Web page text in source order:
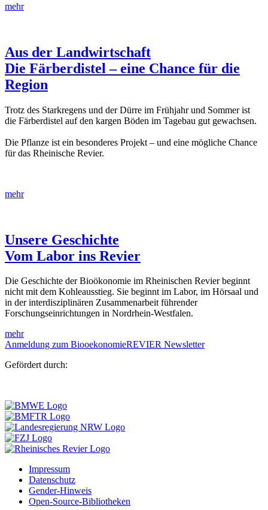
mehr
Aus der Landwirtschaft
Die Färberdistel – eine Chance für die
Region
Trotz des Starkregens und der Dürre im Frühjahr und Sommer ist
die Färberdistel auf den kargen Böden im Tagebau gut gewachsen.
Die Pflanze ist ein besonderes Projekt – und eine mögliche Chance
für das Rheinische Revier.
mehr
Unsere Geschichte
Vom Labor ins Revier
Die Geschichte der Bioökonomie im Rheinischen Revier beginnt
nicht mit dem Kohleausstieg. Sie beginnt im Labor, im Hörsaal und
in der interdisziplinären Zusammenarbeit führender
Forschungseinrichtungen in Nordrhein-Westfalen.
mehr
Anmeldung zum BiooekonomieREVIER Newsletter
Gefördert durch:
Impressum
Datenschutz
Gender-Hinweis
Open-Source-Bibliotheken